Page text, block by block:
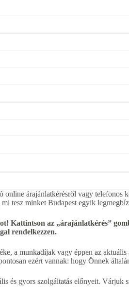
árajánlatkérésről vagy
tesz minket Budapest egyik
Kattintson az „árajánlatkérés”
rendelkezzen.
a munkadíjak vagy éppen az
ezért vannak: hogy Önnek
és gyors szolgáltatás előnyeit. Várjuk